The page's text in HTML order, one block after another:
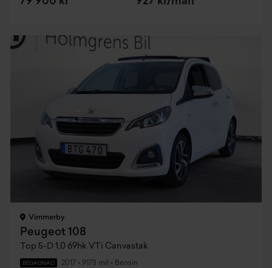
Vimmerby
Peugeot 108
Top 5-D 1,0 69hk VTi Canvastak
BEGAGNAD 2017 • 9173 mil • Bensin